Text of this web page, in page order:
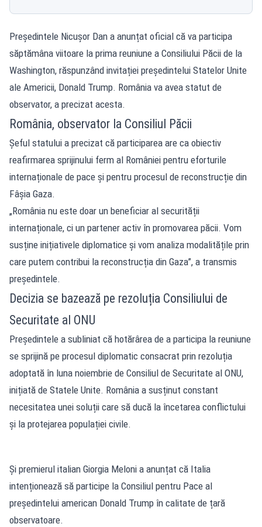
Președintele Nicușor Dan a anunțat oficial că va participa
săptămâna viitoare la prima reuniune a Consiliului Păcii de la
Washington, răspunzând invitației președintelui Statelor Unite
ale Americii, Donald Trump. România va avea statut de
observator, a precizat acesta.
România, observator la Consiliul Păcii
Șeful statului a precizat că participarea are ca obiectiv
reafirmarea sprijinului ferm al României pentru eforturile
internaționale de pace și pentru procesul de reconstrucție din
Fâșia Gaza.
„România nu este doar un beneficiar al securității
internaționale, ci un partener activ în promovarea păcii. Vom
susține inițiativele diplomatice și vom analiza modalitățile prin
care putem contribui la reconstrucția din Gaza”, a transmis
președintele.
Decizia se bazează pe rezoluția Consiliului de
Securitate al ONU
Președintele a subliniat că hotărârea de a participa la reuniune
se sprijină pe procesul diplomatic consacrat prin rezoluția
adoptată în luna noiembrie de Consiliul de Securitate al ONU,
inițiată de Statele Unite. România a susținut constant
necesitatea unei soluții care să ducă la încetarea conflictului
și la protejarea populației civile.
Și premierul italian Giorgia Meloni a anunțat că Italia
intenționează să participe la Consiliul pentru Pace al
președintelui american Donald Trump în calitate de țară
observatoare.